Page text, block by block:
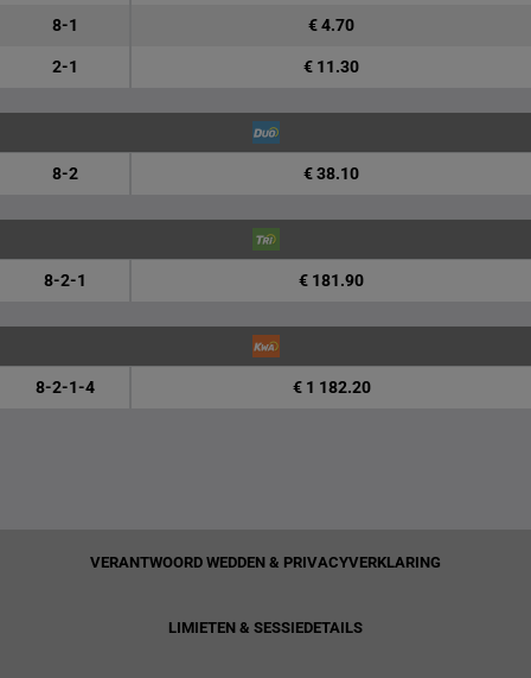
8-1 € 4.70
2-1 € 11.30
8-2 € 38.10
8-2-1 € 181.90
8-2-1-4 € 1 182.20
VERANTWOORD WEDDEN & PRIVACYVERKLARING
LIMIETEN & SESSIEDETAILS